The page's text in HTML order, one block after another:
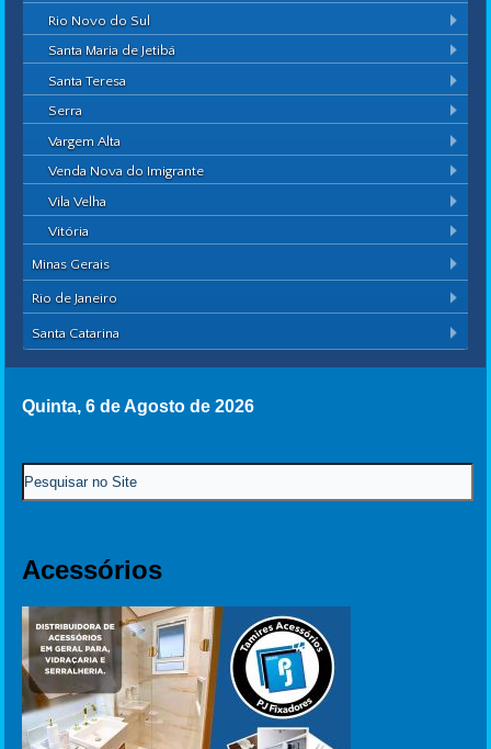
Rio Novo do Sul
Santa Maria de Jetibá
Santa Teresa
Serra
Vargem Alta
Venda Nova do Imigrante
Vila Velha
Vitória
Minas Gerais
Rio de Janeiro
Santa Catarina
Quinta, 6 de Agosto de 2026
Acessórios